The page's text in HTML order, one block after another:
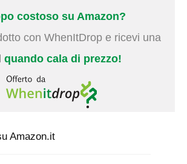
costoso su Amazon?
con WhenItDrop e ricevi una
quando cala di prezzo!
Amazon.it